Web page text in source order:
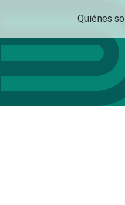
Quiénes